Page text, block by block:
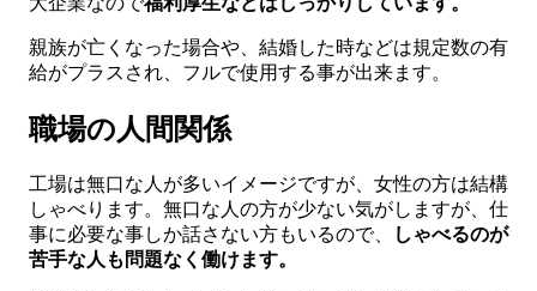
親族が亡くなった場合や、結婚した時などは規定数の有
給がプラスされ、フルで使用する事が出来ます。
職場の人間関係
工場は無口な人が多いイメージですが、女性の方は結構
しゃべります。無口な人の方が少ない気がしますが、仕
事に必要な事しか話さない方もいるので、
しゃべるのが
苦手な人も問題なく働けます。